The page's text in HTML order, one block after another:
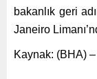
bakanlık geri
Janeiro
Kaynak: (BHA)